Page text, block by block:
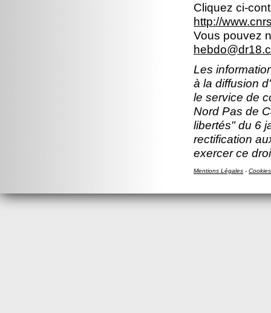
Cliquez ci-
http://
Vous pouvez
Les
à la diffusion
le service de
Nord Pas de
libertés" du 6
rectification
exercer ce
Mentions Légales - Cookies